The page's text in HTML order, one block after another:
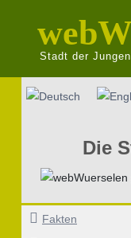
Stadt der
Sprache auswählen
Die
Fakten